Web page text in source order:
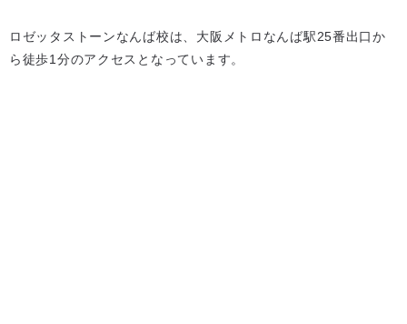
ロゼッタストーンなんば校は、大阪メトロなんば駅25番出口か
ら徒歩1分のアクセスとなっています。